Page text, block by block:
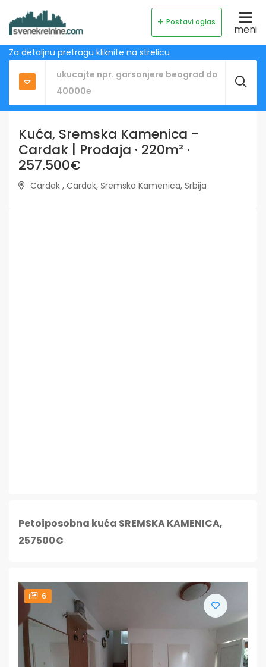
Postavi oglas
meni
Za detaljnu pretragu kliknite na strelicu
Kuća, Sremska Kamenica -
Cardak | Prodaja · 220m² ·
257.500€
Cardak , Cardak, Sremska Kamenica, Srbija
Petoiposobna kuća SREMSKA KAMENICA,
257500€
6